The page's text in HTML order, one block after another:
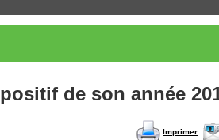
de son année
Imprimer